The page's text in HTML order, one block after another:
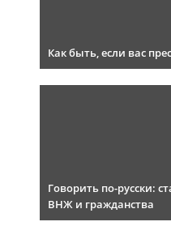
Как быть, если вас
Говорить по-русски:
ВНЖ и гражданства